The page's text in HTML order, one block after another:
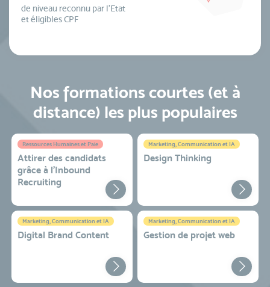
de niveau reconnu par l’Etat
et éligibles CPF
Nos formations courtes (et à
distance) les plus populaires
Ressources Humaines et Paie
Attirer des candidats
grâce à l’Inbound
Recruiting
Marketing, Communication et IA
Design Thinking
Marketing, Communication et IA
Digital Brand Content
Marketing, Communication et IA
Gestion de projet web